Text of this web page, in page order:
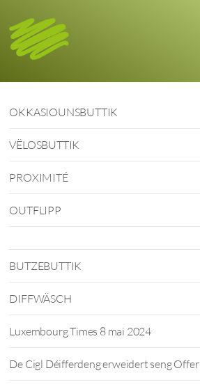
OKKASIOUNSBUTTIK
VËLOSBUTTIK
PROXIMITÉ
OUTFLIPP
BUTZEBUTTIK
DIFFWÄSCH
Luxembourg Times 8 mai 2024
De Cigl Déifferdeng erweidert seng Offer